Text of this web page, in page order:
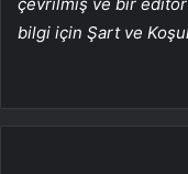
bilgi için Şart ve